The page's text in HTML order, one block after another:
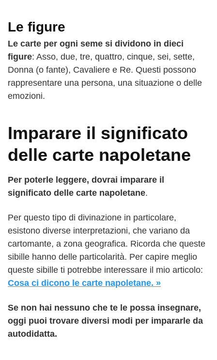
Le figure
Le carte per ogni seme si dividono in dieci
figure: Asso, due, tre, quattro, cinque, sei, sette,
Donna (o fante), Cavaliere e Re. Questi possono
rappresentare una persona, una situazione o delle
emozioni.
Imparare il significato
delle carte napoletane
Per poterle leggere, dovrai imparare il
significato delle carte napoletane.
Per questo tipo di divinazione in particolare,
esistono diverse interpretazioni, che variano da
cartomante, a zona geografica. Ricorda che queste
sibille hanno delle particolarità. Per capire meglio
queste sibille ti potrebbe interessare il mio articolo:
Cosa ci dicono le carte napoletane. »
Se non hai nessuno che te le possa insegnare,
oggi puoi trovare diversi modi per impararle da
autodidatta.